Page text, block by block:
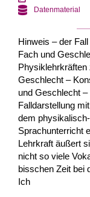
Datenmaterial
Hinweis – der
Fach und
Physiklehrkräften
Geschlecht –
und Geschlecht
Falldarstellung
dem
Sprachunterricht
Lehrkraft äußert
nicht so viele
bisschen Zeit bei
Ich